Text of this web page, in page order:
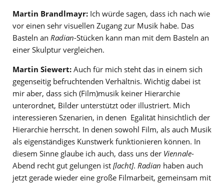
Martin Brandlmayr: Ich würde sagen, dass ich nach wie
vor einen sehr visuellen Zugang zur Musik habe. Das
Basteln an Radian-Stücken kann man mit dem Basteln an
einer Skulptur vergleichen.
Martin Siewert: Auch für mich steht das in einem sich
gegenseitig befruchtenden Verhältnis. Wichtig dabei ist
mir aber, dass sich (Film)musik keiner Hierarchie
unterordnet, Bilder unterstützt oder illustriert. Mich
interessieren Szenarien, in denen Egalität hinsichtlich der
Hierarchie herrscht. In denen sowohl Film, als auch Musik
als eigenständiges Kunstwerk funktionieren können. In
diesem Sinne glaube ich auch, dass uns der Viennale-
Abend recht gut gelungen ist [lacht]. Radian haben auch
jetzt gerade wieder eine große Filmarbeit, gemeinsam mit